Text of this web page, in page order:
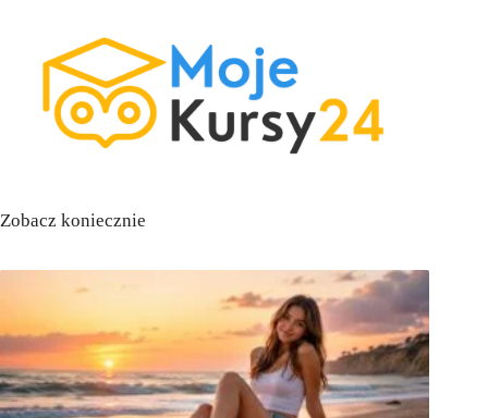
Zobacz koniecznie